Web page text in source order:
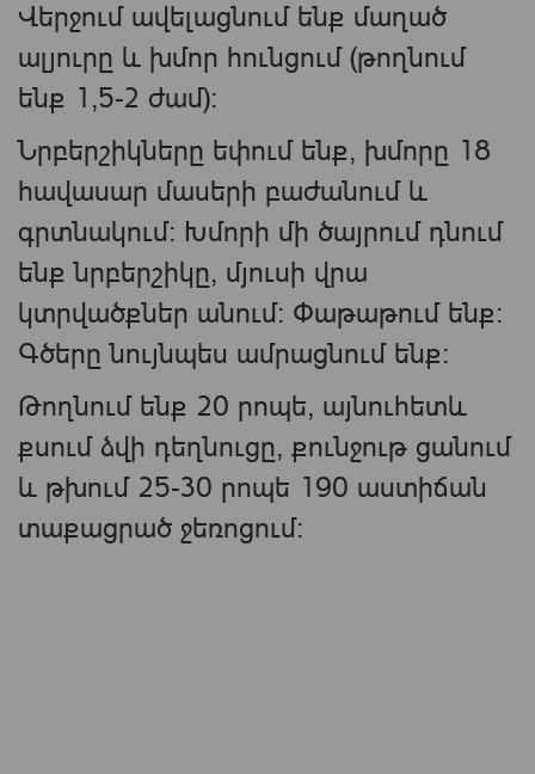
Վերջում ավելացնում ենք մաղած
ալյուրը և խմոր հունցում (թողնում
ենք 1,5-2 ժամ):
Նրբերշիկները եփում ենք, խմորը 18
հավասար մասերի բաժանում և
գրտնակում: Խմորի մի ծայրում դնում
ենք նրբերշիկը, մյուսի վրա
կտրվածքներ անում: Փաթաթում ենք:
Գծերը նույնպես ամրացնում ենք:
Թողնում ենք 20 րոպե, այնուհետև
քսում ձվի դեղնուցը, քունջութ ցանում
և թխում 25-30 րոպե 190 աստիճան
տաքացրած ջեռոցում: